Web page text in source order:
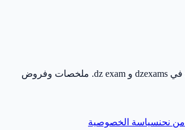
المصدر الأول للنجاح في dzexams و dz exam. ملخصات وفروض
من نحنسياسة الخصوصية